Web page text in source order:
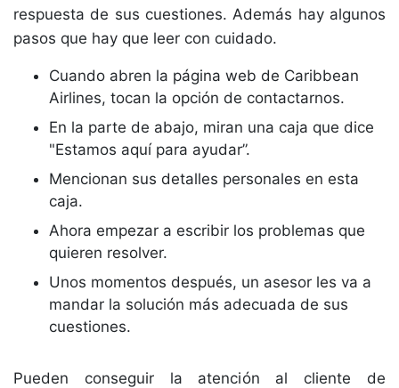
respuesta de sus cuestiones. Además hay algunos
pasos que hay que leer con cuidado.
Cuando abren la página web de Caribbean
Airlines, tocan la opción de contactarnos.
En la parte de abajo, miran una caja que dice
"Estamos aquí para ayudar”.
Mencionan sus detalles personales en esta
caja.
Ahora empezar a escribir los problemas que
quieren resolver.
Unos momentos después, un asesor les va a
mandar la solución más adecuada de sus
cuestiones.
Pueden conseguir la atención al cliente de